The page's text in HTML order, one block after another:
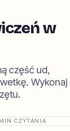
w
część ud,
Wykonaj
CZYTANIA